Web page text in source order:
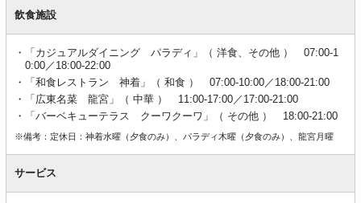
飲食施設
「カジュアルダイニング パラディ」（ 洋食、その他 ） 07:00-1
0:00／18:00-22:00
「和食レストラン 神着」（ 和食 ） 07:00-10:00／18:00-21:00
「広東名菜 龍宮」（ 中華 ） 11:00-17:00／17:00-21:00
「バーベキューテラス クーワクーワ」（ その他 ） 18:00-21:00
※備考：定休日：神着水曜（夕食のみ）、パラディ木曜（夕食のみ）、龍宮月曜
サービス